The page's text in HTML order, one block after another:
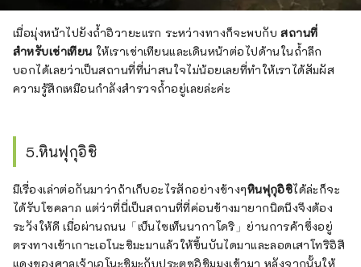
เมื่อมุ่งหน้าไปยังถ้ำอิวายะแรก ระหว่างทางก็จะพบกับสถานที่
สำหรับเช่าเทียน ให้เราเช่าเทียนและเดินหน้าต่อไปด้านในถ้ำลึก
บอกได้เลยว่าเป็นสถานที่ที่น่าสนใจไม่น้อยเลยที่ทำให้เราได้สัมผัส
ความรู้สึกเหมือนกำลังสำรวจถ้ำอยู่เลยล่ะค่ะ
5.หินฟุกุอิชิ
มีเรื่องเล่าต่อกันมาว่าถ้าเก็บอะไรสักอย่างข้างๆหินฟุกุอิชิได้ล่ะก็จะ
ได้รับโชคลาภ แต่ว่าที่นี่เป็นสถานที่ที่ค่อนข้างมายากนิดนึงจึงต้อง
ระวังให้ดี เมื่อผ่านถนน「เบ็นไซเท็นนากาโดริ」ย่านการค้าซึ่งอยู่
ตรงทางเข้าเกาะเอโนะชิมะมาแล้วให้ขึ้นบันไดมาและลอดเสาโทริอิสี
แดงของศาลเจ้าเอโนะชิมะกับประตูซุอิชิมมงเข้ามา หลังจากนั้นให้